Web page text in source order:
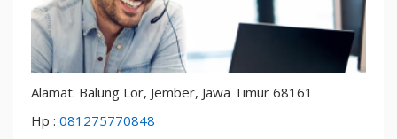
Alamat: Balung Lor, Jember, Jawa Timur 68161
Hp : 081275770848